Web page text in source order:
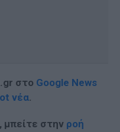
στο Google News
νέα.
, μπείτε στην ροή